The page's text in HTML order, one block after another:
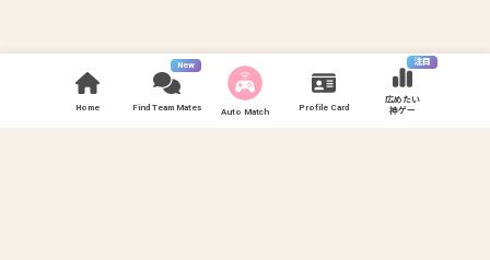
Home
New
Find Team Mates Auto Match Profile Card
注目
広めたい
神ゲー